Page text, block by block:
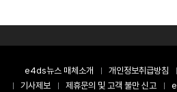
e4ds뉴스 매체소개 개인정보취급방침
기사제보
제휴문의 및 고객 불만 신고